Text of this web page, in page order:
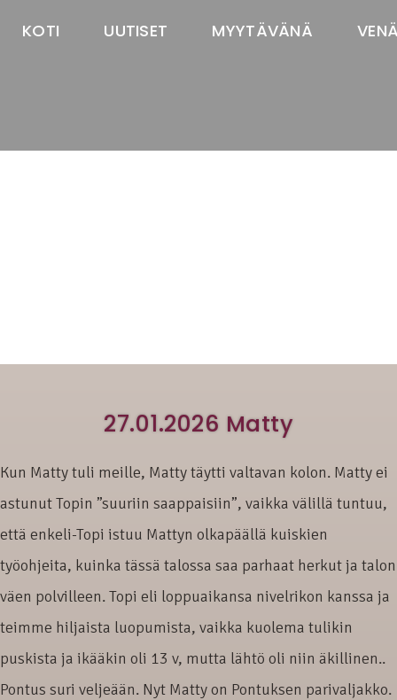
KOTI UUTISET MYYTÄVÄNÄ
27.01.2026 Matty
Kun Matty tuli meille, Matty täytti valtavan kolon. Matty ei
astunut Topin ”suuriin saappaisiin”, vaikka välillä tuntuu,
että enkeli-Topi istuu Mattyn olkapäällä kuiskien
työohjeita, kuinka tässä talossa saa parhaat herkut ja talon
väen polvilleen. Topi eli loppuaikansa nivelrikon kanssa ja
teimme hiljaista luopumista, vaikka kuolema tulikin
puskista ja ikääkin oli 13 v, mutta lähtö oli niin äkillinen..
Pontus suri veljeään. Nyt Matty on Pontuksen parivaljakko.